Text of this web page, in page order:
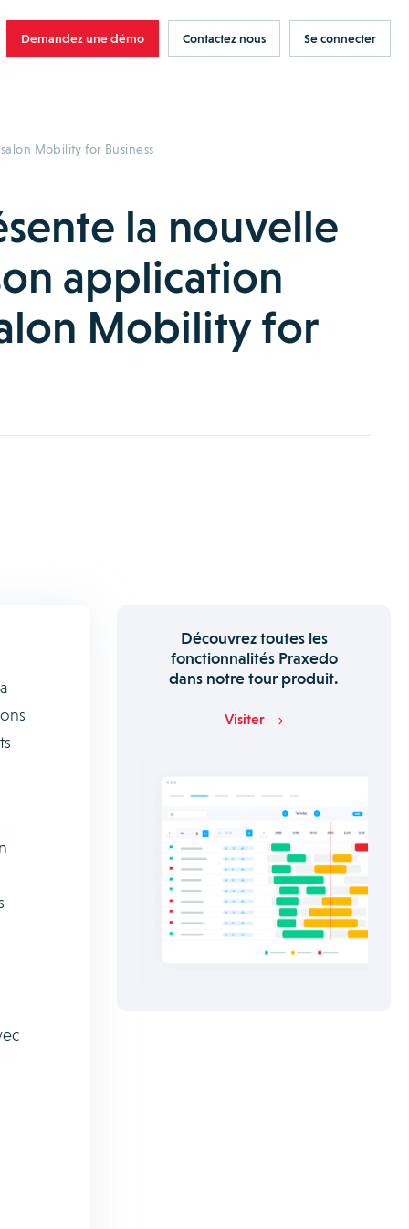
Demandez une démo Contactez nous Se connecter
Mobility for Business
la nouvelle
application
Mobility for
Découvrez toutes les
fonctionnalités Praxedo
dans notre tour produit.
Visiter